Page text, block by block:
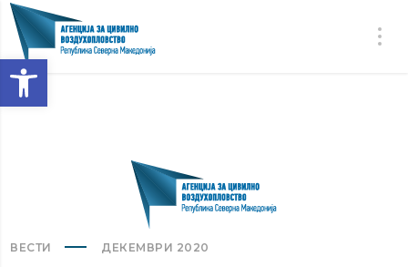
Open toolbar
ВЕСТИ ДЕКЕМВРИ 2020